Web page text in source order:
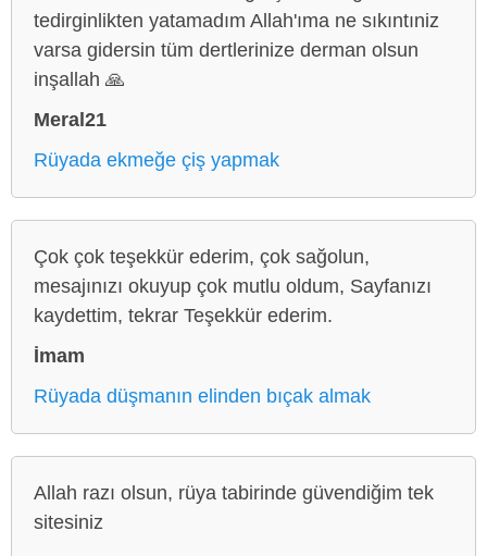
tedirginlikten yatamadım Allah'ıma ne sıkıntıniz
varsa gidersin tüm dertlerinize derman olsun
inşallah 🙏
Meral21
Rüyada ekmeğe çiş yapmak
Çok çok teşekkür ederim, çok sağolun,
mesajınızı okuyup çok mutlu oldum, Sayfanızı
kaydettim, tekrar Teşekkür ederim.
İmam
Rüyada düşmanın elinden bıçak almak
Allah razı olsun, rüya tabirinde güvendiğim tek
sitesiniz